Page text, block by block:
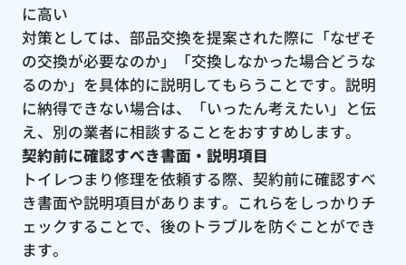
に高い
対策としては、部品交換を提案された際に「なぜそ
の交換が必要なのか」「交換しなかった場合どうな
るのか」を具体的に説明してもらうことです。説明
に納得できない場合は、「いったん考えたい」と伝
え、別の業者に相談することをおすすめします。
契約前に確認すべき書面・説明項目
トイレつまり修理を依頼する際、契約前に確認すべ
き書面や説明項目があります。これらをしっかりチ
ェックすることで、後のトラブルを防ぐことができ
ます。